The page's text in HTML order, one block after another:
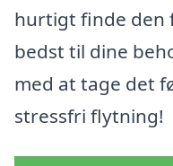
hurtigt finde den
bedst til dine
med at tage det
stressfri flytning!